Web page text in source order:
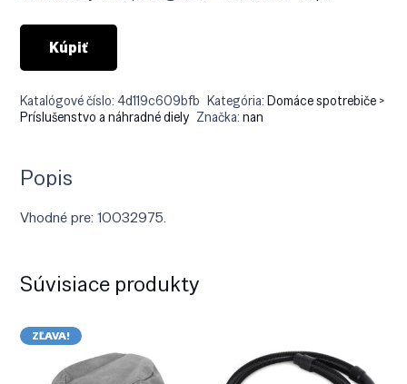
Kúpiť
Katalógové číslo:4d119c609bfb Kategória:Domáce spotrebiče >
Príslušenstvo a náhradné diely Značka:nan
Popis
Vhodné pre: 10032975.
Súvisiace produkty
ZĽAVA!